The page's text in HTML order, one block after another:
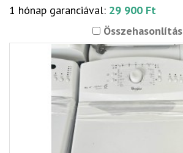
1 hónap garanciával: 29 900 Ft
Összehasonlítás